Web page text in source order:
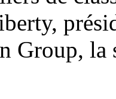
Group, la